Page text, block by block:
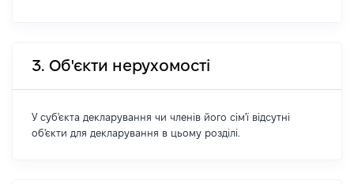
3. Об'єкти нерухомості
У суб'єкта декларування чи членів його сім'ї відсутні
об'єкти для декларування в цьому розділі.